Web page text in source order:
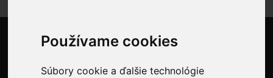
Používame cookies
Súbory cookie a ďalšie technológie